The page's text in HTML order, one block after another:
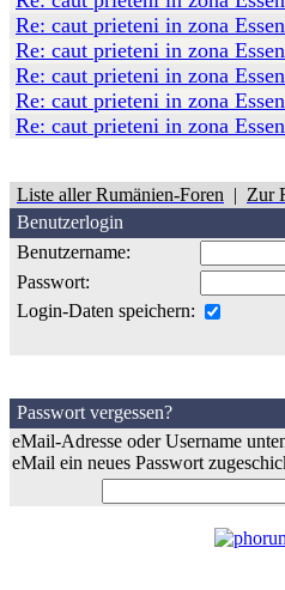
Re: caut prieteni in zona
Re: caut prieteni in zona
Re: caut prieteni in zona
Re: caut prieteni in zona
Re: caut prieteni in zona
Liste aller Rumänien-Foren | Zur
Benutzerlogin
Benutzername:
Passwort:
Login-Daten speichern:
Passwort vergessen?
eMail-Adresse oder Username
eMail ein neues Passwort